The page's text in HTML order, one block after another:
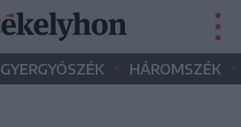
GYERGYÓSZÉK • HÁROMSZÉK •